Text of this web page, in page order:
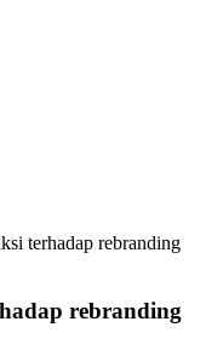
terhadap rebranding
rebranding